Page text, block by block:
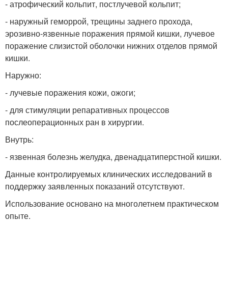
- атрофический кольпит, постлучевой кольпит;
- наружный геморрой, трещины заднего прохода,
эрозивно-язвенные поражения прямой кишки, лучевое
поражение слизистой оболочки нижних отделов прямой
кишки.
Наружно:
- лучевые поражения кожи, ожоги;
- для стимуляции репаративных процессов
послеоперационных ран в хирургии.
Внутрь:
- язвенная болезнь желудка, двенадцатиперстной кишки.
Данные контролируемых клинических исследований в
поддержку заявленных показаний отсутствуют.
Использование основано на многолетнем практическом
опыте.